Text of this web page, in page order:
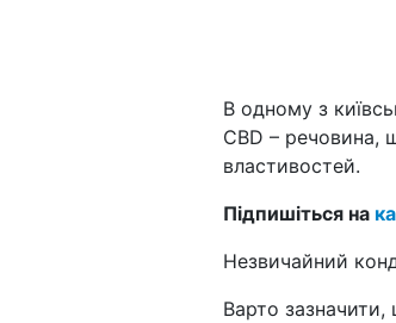
В одному з
CBD – речовина,
властивостей.
Підпишіться на
Незвичайний
Варто